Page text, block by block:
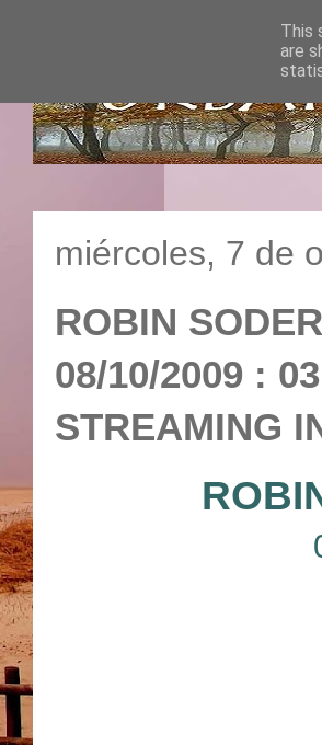
miércoles, 7 de
ROBIN
08/10/2009 :
STREAMING
This
are